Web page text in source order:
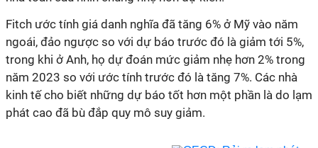
Fitch ước tính giá danh nghĩa đã tăng 6% ở Mỹ vào năm
ngoái, đảo ngược so với dự báo trước đó là giảm tới 5%,
trong khi ở Anh, họ dự đoán mức giảm nhẹ hơn 2% trong
năm 2023 so với ước tính trước đó là tăng 7%. Các nhà
kinh tế cho biết những dự báo tốt hơn một phần là do lạm
phát cao đã bù đắp quy mô suy giảm.